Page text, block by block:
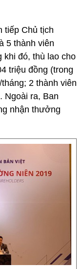
tiếp Chủ tịch
5 thành viên
khi đó, thù lao cho
triệu đồng (trong
2 thành viên
Ngoài ra, Ban
nhận thưởng